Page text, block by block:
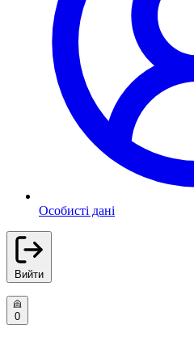
Особисті дані
Вийти
0